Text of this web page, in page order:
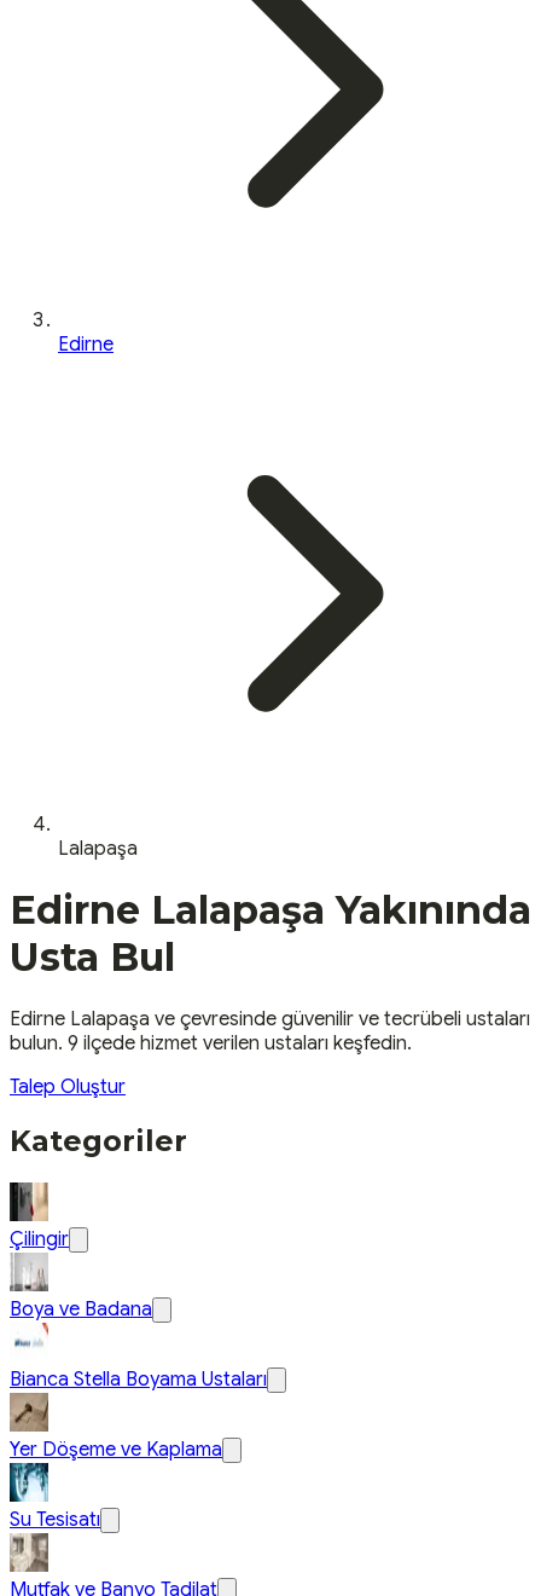
Edirne
Lalapaşa
Edirne Lalapaşa Yakınında
Usta Bul
Edirne Lalapaşa ve çevresinde güvenilir ve tecrübeli ustaları
bulun. 9 ilçede hizmet verilen ustaları keşfedin.
Talep Oluştur
Kategoriler
Çilingir
Boya ve Badana
Bianca Stella Boyama Ustaları
Yer Döşeme ve Kaplama
Su Tesisatı
Mutfak ve Banyo Tadilat